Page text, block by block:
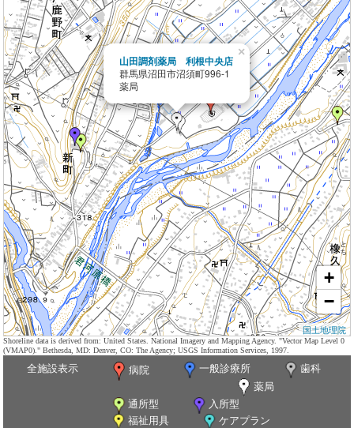
山田調剤薬局 利根中央店
群馬県沼田市沼須町996-1
薬局
×
+
−
国土地理院
Shoreline data is derived from: United States. National Imagery and Mapping Agency. "Vector Map Level 0
(VMAP0)." Bethesda, MD: Denver, CO: The Agency; USGS Information Services, 1997.
全施設表示 病院 一般診療所
歯科
薬局
通所型
入所型
福祉用具
ケアプラン